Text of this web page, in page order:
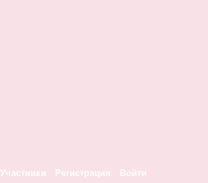
Участники Регистрация Войти